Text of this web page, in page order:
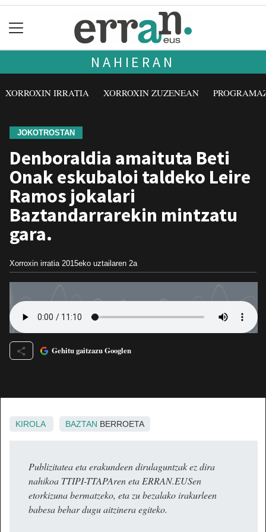
NAHIERAN
XORROXIN IRRATIA XORROXIN ZUZENEAN
JOKOTROSTAN
Denboraldia amaituta Beti
Onak eskubaloi taldeko Leire
Ramos jokalari
Baztandarrarekin mintzatu
gara.
Xorroxin irratia 2015eko uztailaren 2a
Gehitu gaitzazu Googlen
KIROLA BAZTAN BERROETA
Publizitatea eta erakundeen dirulaguntzak ez dira
nahikoa TTIPI-TTAPAren eta ERRAN.EUSen
etorkizuna bermatzeko, eta zu bezalako irakurleen
babesa behar dugu aitzinera egiteko.